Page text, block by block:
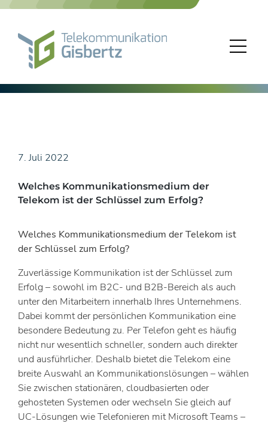
Skip
7. Juli 2022
Welches Kommunikationsmedium der
Telekom ist der Schlüssel zum Erfolg?
Welches Kommunikationsmedium der Telekom ist
der Schlüssel zum Erfolg?
Zuverlässige Kommunikation ist der Schlüssel zum
Erfolg – sowohl im B2C- und B2B-Bereich als auch
unter den Mitarbeitern innerhalb Ihres Unternehmens.
Dabei kommt der persönlichen Kommunikation eine
besondere Bedeutung zu. Per Telefon geht es häufig
nicht nur wesentlich schneller, sondern auch direkter
und ausführlicher. Deshalb bietet die Telekom eine
breite Auswahl an Kommunikationslösungen – wählen
Sie zwischen stationären, cloudbasierten oder
gehosteten Systemen oder wechseln Sie gleich auf
UC-Lösungen wie Telefonieren mit Microsoft Teams –